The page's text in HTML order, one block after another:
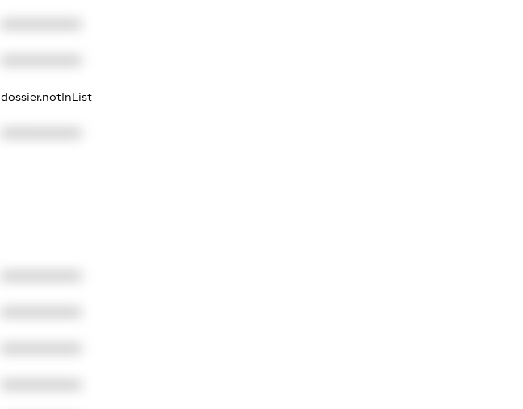
dossier.notInList